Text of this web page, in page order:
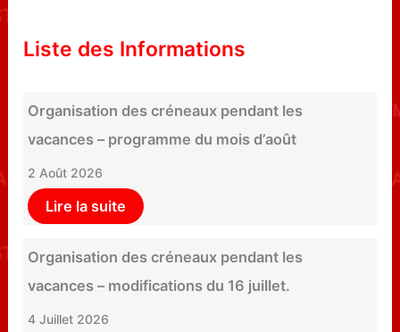
Liste des Informations
Organisation des créneaux pendant les
vacances – programme du mois d’août
2 Août 2026
Lire la suite
Organisation des créneaux pendant les
vacances – modifications du 16 juillet.
4 Juillet 2026